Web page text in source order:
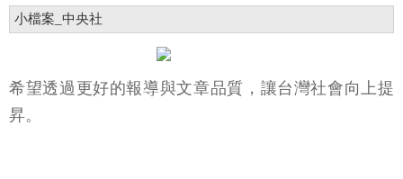
小檔案_中央社
希望透過更好的報導與文章品質，讓台灣社會向上提
昇。